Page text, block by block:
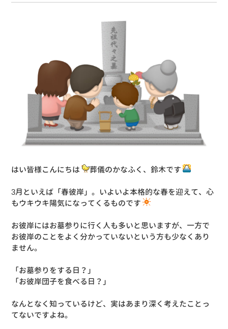
はい皆様こんにちは 葬儀のかなふく、鈴木です
3月といえば「春彼岸」。いよいよ本格的な春を迎えて、心
もウキウキ陽気になってくるものです
お彼岸にはお墓参りに行く人も多いと思いますが、一方で
お彼岸のことをよく分かっていないという方も少なくあり
ません。
「お墓参りをする日？」
「お彼岸団子を食べる日？」
なんとなく知っているけど、実はあまり深く考えたことっ
てないですよね。